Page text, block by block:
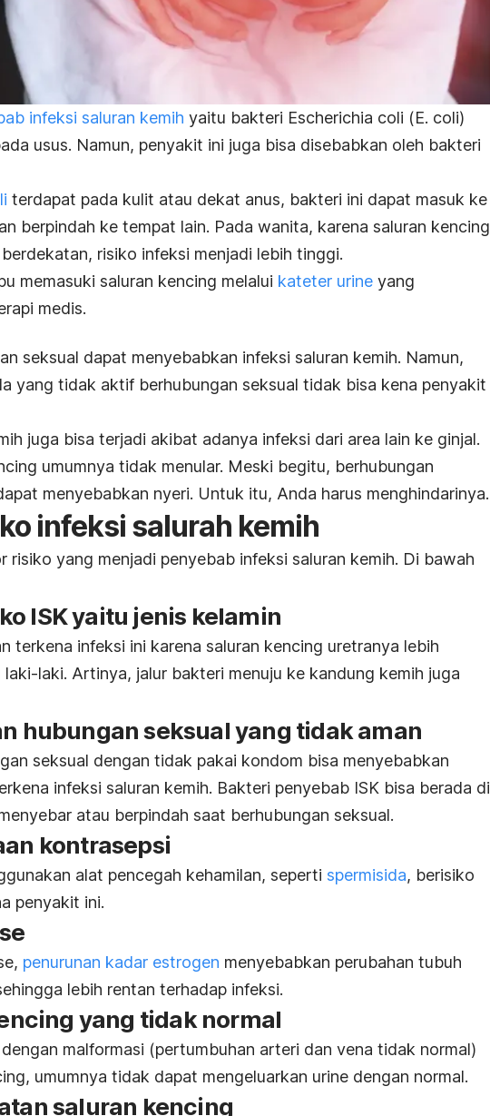
infeksi saluran kemih yaitu bakteri Escherichia coli (E. coli)
usus. Namun, penyakit ini juga bisa disebabkan oleh bakteri
terdapat pada kulit atau dekat anus, bakteri ini dapat masuk ke
berpindah ke tempat lain. Pada wanita, karena saluran kencing
risiko infeksi menjadi lebih tinggi.
memasuki saluran kencing melalui kateter urine yang
medis.
seksual dapat menyebabkan infeksi saluran kemih. Namun,
yang tidak aktif berhubungan seksual tidak bisa kena penyakit
juga bisa terjadi akibat adanya infeksi dari area lain ke ginjal.
umumnya tidak menular. Meski begitu, berhubungan
menyebabkan nyeri. Untuk itu, Anda harus menghindarinya.
infeksi salurah kemih
risiko yang menjadi penyebab infeksi saluran kemih. Di bawah
ISK yaitu jenis kelamin
terkena infeksi ini karena saluran kencing uretranya lebih
laki. Artinya, jalur bakteri menuju ke kandung kemih juga
hubungan seksual yang tidak aman
seksual dengan tidak pakai kondom bisa menyebabkan
infeksi saluran kemih. Bakteri penyebab ISK bisa berada di
atau berpindah saat berhubungan seksual.
kontrasepsi
alat pencegah kehamilan, seperti spermisida, berisiko
penyakit ini.
penurunan kadar estrogen menyebabkan perubahan tubuh
lebih rentan terhadap infeksi.
yang tidak normal
malformasi (pertumbuhan arteri dan vena tidak normal)
umumnya tidak dapat mengeluarkan urine dengan normal.
saluran kencing